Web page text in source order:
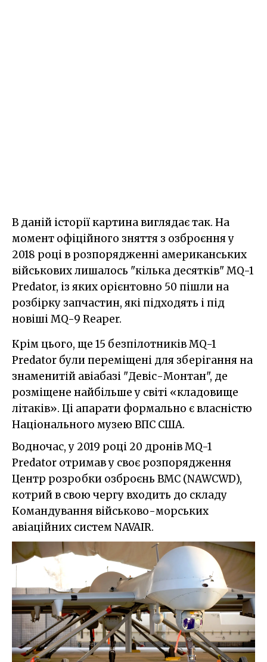
В даній історії картина виглядає так. На
момент офіційного зняття з озброєння у
2018 році в розпорядженні американських
військових лишалось "кілька десятків" MQ-1
Predator, із яких орієнтовно 50 пішли на
розбірку запчастин, які підходять і під
новіші MQ-9 Reaper.
Крім цього, ще 15 безпілотників MQ-1
Predator були переміщені для зберігання на
знаменитій авіабазі "Девіс-Монтан", де
розміщене найбільше у світі «кладовище
літаків». Ці апарати формально є власністю
Національного музею ВПС США.
Водночас, у 2019 році 20 дронів MQ-1
Predator отримав у своє розпорядження
Центр розробки озброєнь ВМС (NAWCWD),
котрий в свою чергу входить до складу
Командування військово-морських
авіаційних систем NAVAIR.